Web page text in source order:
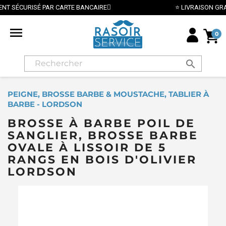
⭐ LIVRAISON GRATUITE EN FRANCE MÉTROPOLITAINE DÈS
 0
search
PEIGNE, BROSSE BARBE & MOUSTACHE, TABLIER À
BARBE - LORDSON
BROSSE À BARBE POIL DE
SANGLIER, BROSSE BARBE
OVALE À LISSOIR DE 5
RANGS EN BOIS D'OLIVIER
LORDSON